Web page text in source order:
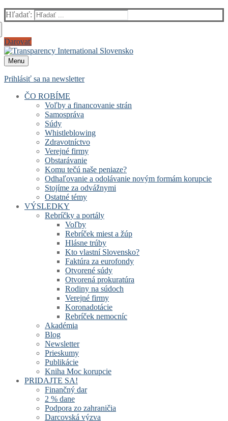
Hľadať:
Darovať
Menu
Prihlásiť sa na newsletter
ČO ROBÍME
Voľby a financovanie strán
Samospráva
Súdy
Whistleblowing
Zdravotníctvo
Verejné firmy
Obstarávanie
Komu tečú naše peniaze?
Odhaľovanie a odolávanie novým formám korupcie
Stojíme za odvážnymi
Ostatné témy
VÝSLEDKY
Rebríčky a portály
Voľby
Rebríček miest a žúp
Hlásne trúby
Kto vlastní Slovensko?
Faktúra za eurofondy
Otvorené súdy
Otvorená prokuratúra
Rodiny na súdoch
Verejné firmy
Koronadotácie
Rebríček nemocníc
Akadémia
Blog
Newsletter
Prieskumy
Publikácie
Kniha Moc korupcie
PRIDAJTE SA!
Finančný dar
2 % dane
Podpora zo zahraničia
Darcovská výzva